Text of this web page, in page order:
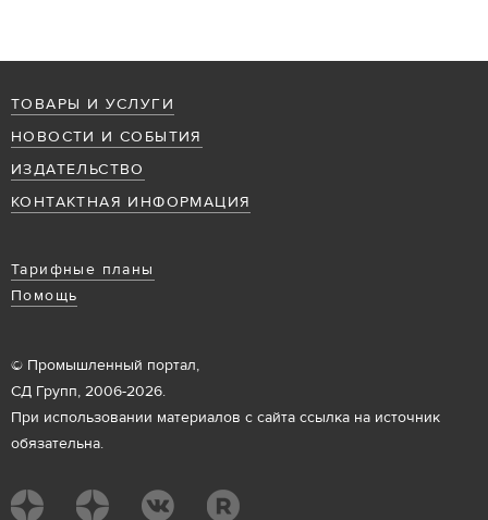
ТОВАРЫ И УСЛУГИ
НОВОСТИ И СОБЫТИЯ
ИЗДАТЕЛЬСТВО
КОНТАКТНАЯ ИНФОРМАЦИЯ
Тарифные планы
Помощь
© Промышленный портал,
СД Групп, 2006-2026.
При использовании материалов с сайта ссылка на источник
обязательна.